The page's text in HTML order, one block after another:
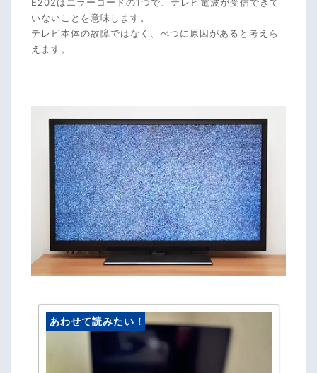
いないことを意味します。
テレビ本体の故障ではなく、べつに原因があると考えら
えます。
あわせて読みたい！